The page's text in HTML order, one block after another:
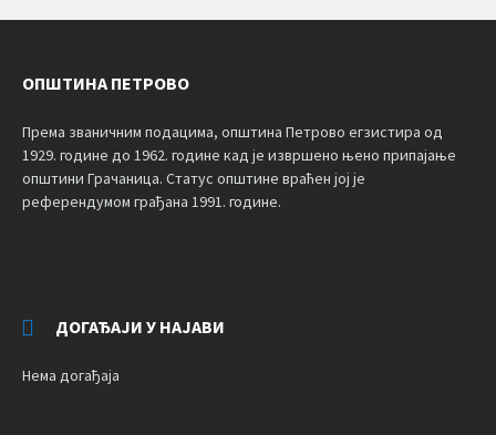
ОПШТИНА ПЕТРОВО
Према званичним подацима, општина Петрово егзистира од
1929. године до 1962. године кад је извршено њено припајање
општини Грачаница. Статус општине враћен јој је
референдумом грађана 1991. године.
ДОГАЂАЈИ У НАЈАВИ
Нема догађаја